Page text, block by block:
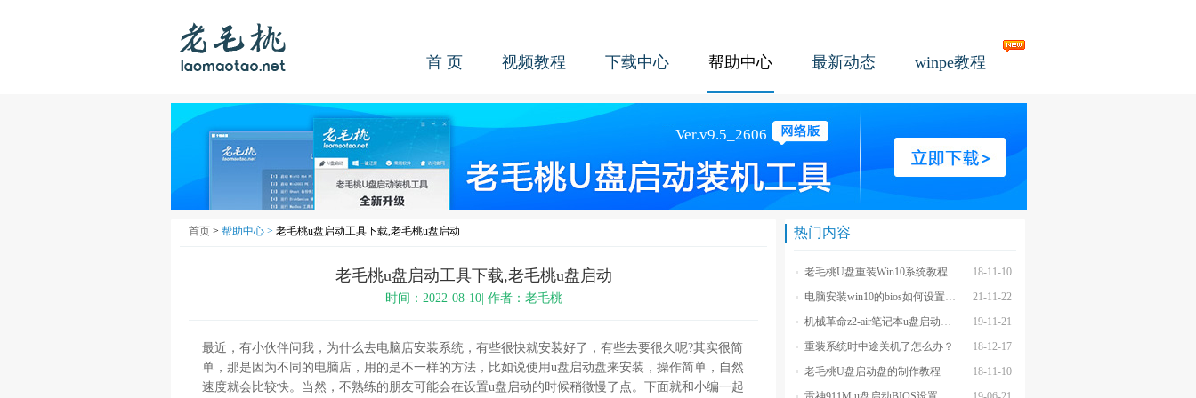
首 页 视频教程 下载中心 帮助中心 最新动态 winpe教程
首页 > 帮助中心 > 老毛桃u盘启动工具下载,老毛桃u盘启动
老毛桃u盘启动工具下载,老毛桃u盘启动
时间：2022-08-10| 作者：老毛桃
最近，有小伙伴问我，为什么去电脑店安装系统，有些很快就安装好了，有些去要很久呢?其实很简
单，那是因为不同的电脑店，用的是不一样的方法，比如说使用u盘启动盘来安装，操作简单，自然
速度就会比较快。当然，不熟练的朋友可能会在设置u盘启动的时候稍微慢了点。下面就和小编一起
热门内容
18-11-10
老毛桃U盘重装Win10系统教程
21-11-22
电脑安装win10的bios如何设置u盘图文教程
19-11-21
机械革命z2-air笔记本u盘启动BIOS设置教程
18-12-17
重装系统时中途关机了怎么办？
18-11-10
老毛桃U盘启动盘的制作教程